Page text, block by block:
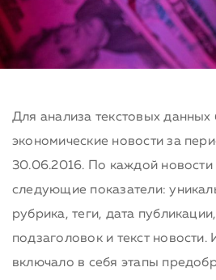
Для анализа текстовых
экономические новости за
30.06.2016. По каждой новости
следующие показатели:
рубрика, теги, дата
подзаголовок и текст новости.
включало в себя этапы